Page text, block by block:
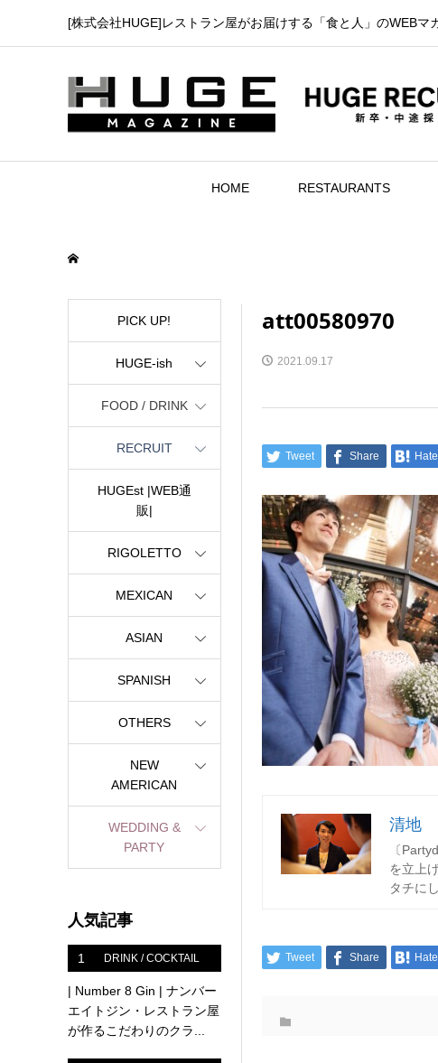
[株式会社HUGE]レストラン屋がお届けする「食と人」のWEBマ
HOME RESTAURANTS
att00580970
2021.09.17
Tweet Share
清地
〔
を立上
タチに
Tweet Share
PICK UP!
HUGE-ish
FOOD / DRINK
RECRUIT
HUGEst |WEB通
販|
RIGOLETTO
MEXICAN
ASIAN
SPANISH
OTHERS
NEW
AMERICAN
WEDDING &
PARTY
人気記事
1 DRINK / COCKTAIL
| Number 8 Gin | ナンバー
エイトジン・レストラン屋
が作るこだわりのクラ...